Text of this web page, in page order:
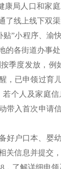
局人口和家
线上线下双渠
”小程序、渝
各街道办事处
季度发放，
，已申领过育
个人及家庭
带入首次申请
好户口本、婴
关信息并提交
，了解详细申领